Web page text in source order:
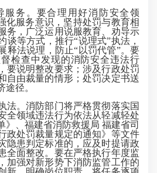
务。要合理用好消防安全领
化服务意识，坚持处罚与教育相
务，广泛运用说服教育、劝导示
谈等方式，推行“说理式”执法，
释法说理，防止“以罚代管”。要
检查中发现的消防安全违法行
要说明整改要求；涉及行政处罚
自由裁量的情形；处罚决定书送
途径。
。消防部门将严格贯彻落实国
全领域违法行为依法从轻减轻处
》、福建省消防救援局 福建省司
政处罚裁量规定的通知》等文件
隐患判定标准的，应及时提请政
全面整改。要在严格执行年度监
加强对新形势下消防监管工作的